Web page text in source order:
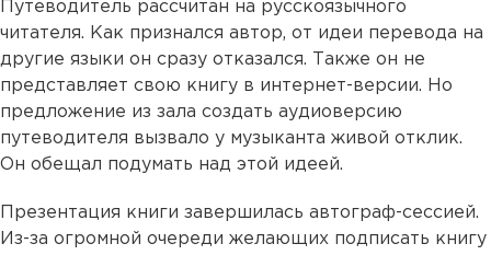
Путеводитель рассчитан на русскоязычного
читателя. Как признался автор, от идеи перевода на
другие языки он сразу отказался. Также он не
представляет свою книгу в интернет-версии. Но
предложение из зала создать аудиоверсию
путеводителя вызвало у музыканта живой отклик.
Он обещал подумать над этой идеей.
Презентация книги завершилась автограф-сессией.
Из-за огромной очереди желающих подписать книгу